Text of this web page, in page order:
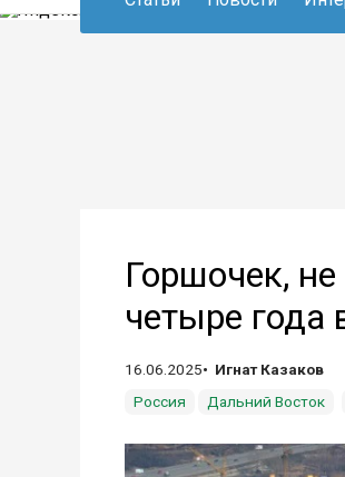
Горшочек,
четыре года
16.06.2025
Игнат Казаков
Россия
Дальний Восток